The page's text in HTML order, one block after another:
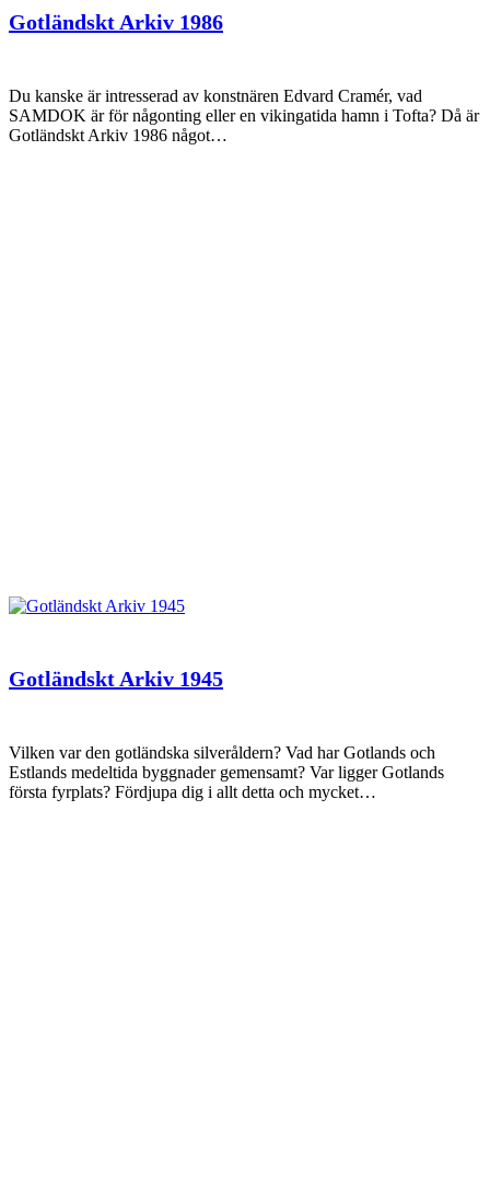
Gotländskt Arkiv 1986
Du kanske är intresserad av konstnären Edvard Cramér, vad
SAMDOK är för någonting eller en vikingatida hamn i Tofta? Då är
Gotländskt Arkiv 1986 något…
Gotländskt Arkiv 1945
Vilken var den gotländska silveråldern? Vad har Gotlands och
Estlands medeltida byggnader gemensamt? Var ligger Gotlands
första fyrplats? Fördjupa dig i allt detta och mycket…